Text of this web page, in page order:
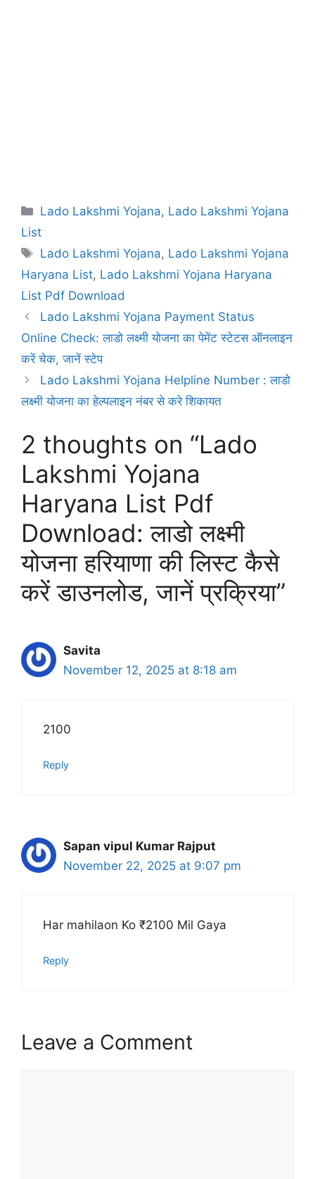
Categories
Lado Lakshmi Yojana, Lado Lakshmi Yojana
List
Tags
Lado Lakshmi Yojana, Lado Lakshmi Yojana
Haryana List, Lado Lakshmi Yojana Haryana
List Pdf Download
Lado Lakshmi Yojana Payment Status
Online Check: लाडो लक्ष्मी योजना का पेमेंट स्टेटस ऑनलाइन
करें चेक, जानें स्टेप
Lado Lakshmi Yojana Helpline Number : लाडो
लक्ष्मी योजना का हेल्पलाइन नंबर से करे शिकायत
2 thoughts on “Lado
Lakshmi Yojana
Haryana List Pdf
Download: लाडो लक्ष्मी
योजना हरियाणा की लिस्ट कैसे
करें डाउनलोड, जानें प्रक्रिया”
Savita
November 12, 2025 at 8:18 am
2100
Reply
Sapan vipul Kumar Rajput
November 22, 2025 at 9:07 pm
Har mahilaon Ko ₹2100 Mil Gaya
Reply
Leave a Comment